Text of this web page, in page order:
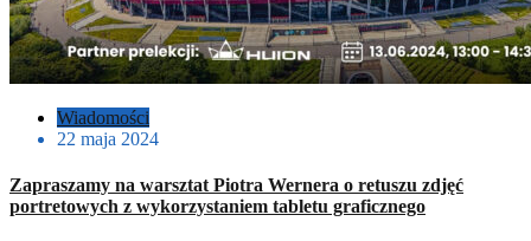
Wiadomości
22 maja 2024
Zapraszamy na warsztat Piotra Wernera o retuszu zdjęć
portretowych z wykorzystaniem tabletu graficznego